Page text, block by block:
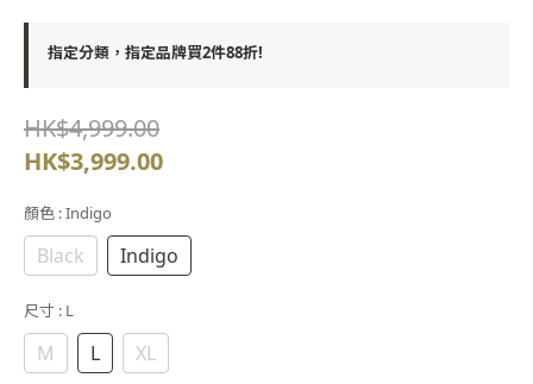
指定分類，指定品牌買2件88折!
HK$4,999.00
HK$3,999.00
顏色 : Indigo
Black Indigo
尺寸 : L
M L XL